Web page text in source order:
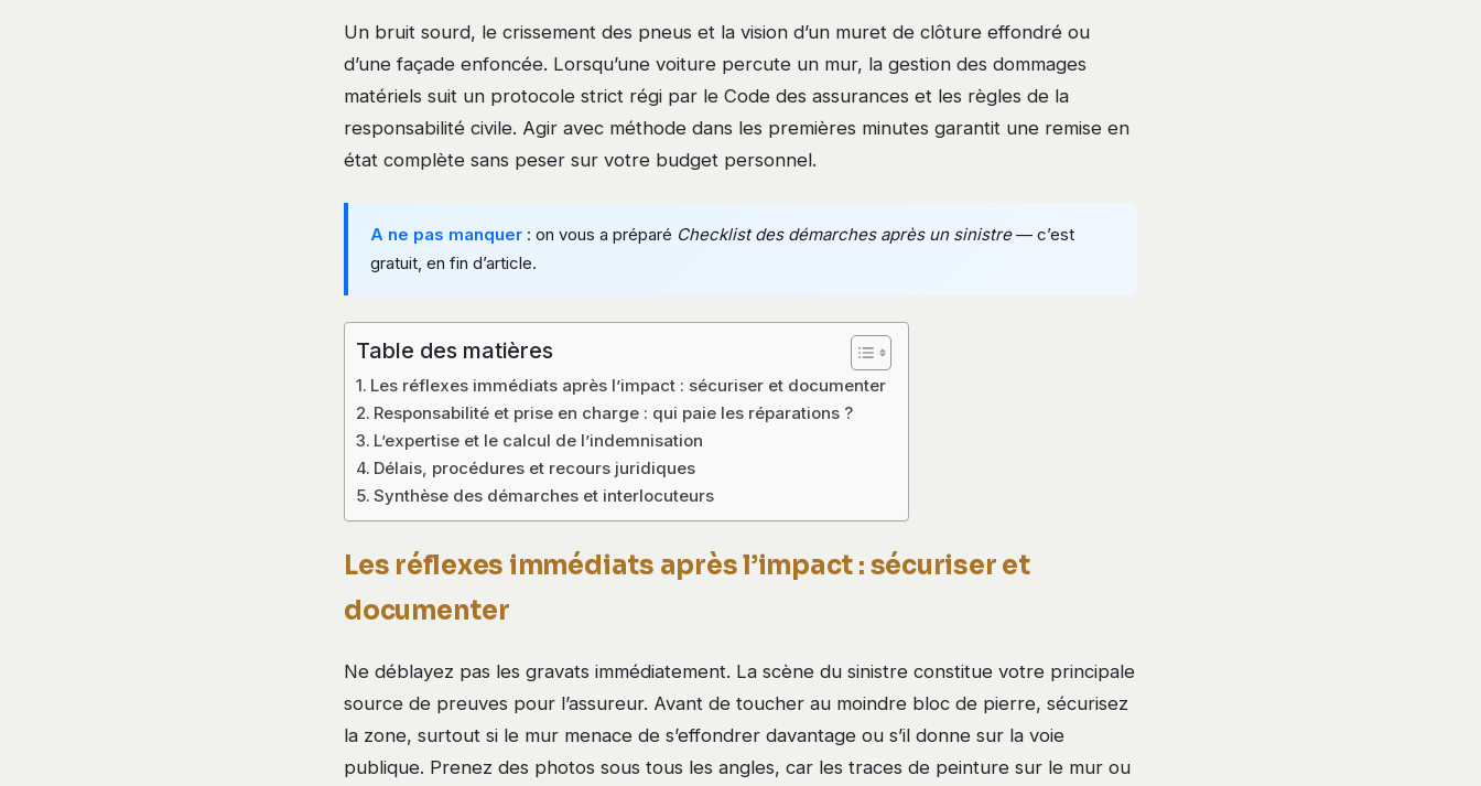
Un bruit sourd, le crissement des pneus et la vision d’un muret de clôture effondré ou
d’une façade enfoncée. Lorsqu’une voiture percute un mur, la gestion des dommages
matériels suit un protocole strict régi par le Code des assurances et les règles de la
responsabilité civile. Agir avec méthode dans les premières minutes garantit une remise en
état complète sans peser sur votre budget personnel.
A ne pas manquer : on vous a préparé Checklist des démarches après un sinistre— c’est
gratuit, en fin d’article.
Table des matières
Les réflexes immédiats après l’impact : sécuriser et documenter
Responsabilité et prise en charge : qui paie les réparations ?
L’expertise et le calcul de l’indemnisation
Délais, procédures et recours juridiques
Synthèse des démarches et interlocuteurs
Les réflexes immédiats après l’impact : sécuriser et
documenter
Ne déblayez pas les gravats immédiatement. La scène du sinistre constitue votre principale
source de preuves pour l’assureur. Avant de toucher au moindre bloc de pierre, sécurisez
la zone, surtout si le mur menace de s’effondrer davantage ou s’il donne sur la voie
publique. Prenez des photos sous tous les angles, car les traces de peinture sur le mur ou